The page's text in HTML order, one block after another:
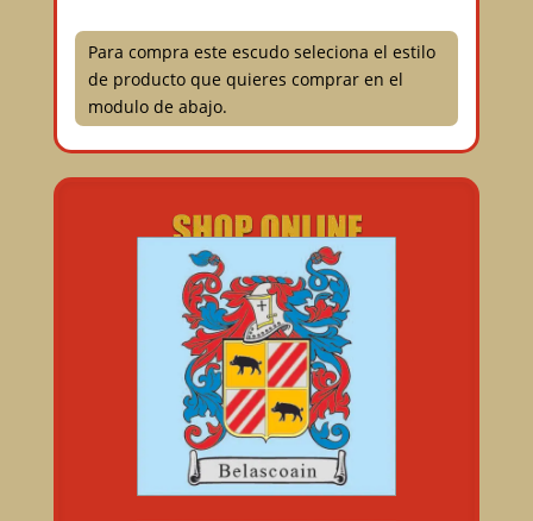
Para compra este escudo seleciona el estilo
de producto que quieres comprar en el
modulo de abajo.